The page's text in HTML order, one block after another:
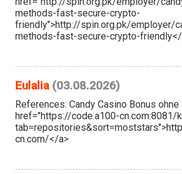
methods-fast-secure-crypto-
friendly">http://spin.org.pk/employer/
methods-fast-secure-crypto-
Eulalia (03.08.2026)
References: Candy Casino Bonus ohne
href="https://code.a100-cn.com:8081/
cn.com/</a>